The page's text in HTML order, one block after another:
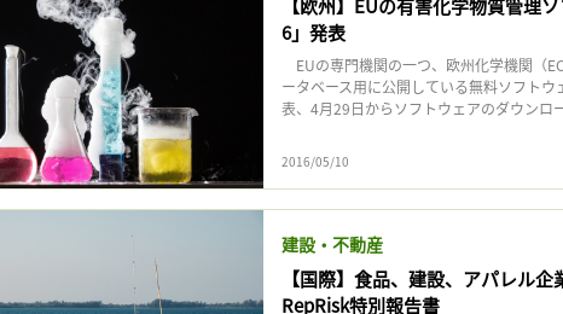
【欧州】EUの有害化学物質管理
6」発表
EUの専門機関の一つ、欧州化学機関（
ータベース用に公開している無料ソフト
表、4月29日からソフトウェアのダウンロ
2016/05/10
建設・不動産
【国際】食品、建設、アパレル
RepRisk特別報告書
記事をお気に入りに保存するには
ログインが必要です
会員登録